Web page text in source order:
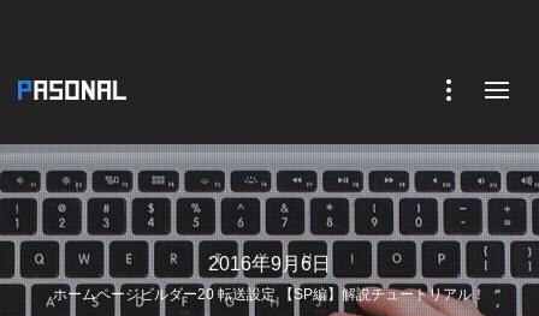
2016年9月6日
ホームページビルダー20 転送設定 【SP編】解説チュートリアル！